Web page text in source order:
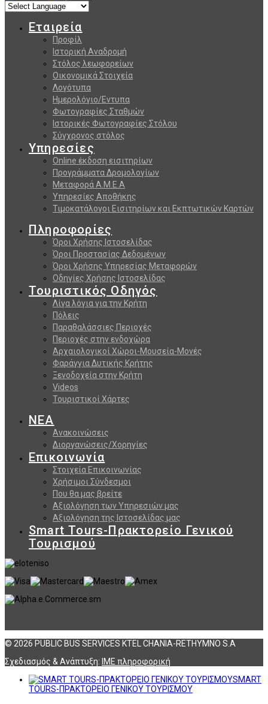
Εταιρεία
Προφίλ
Ιστορική Αναδρομή
Στόλος λεωφορείων
Οικονομικά Στοιχεία
Λογότυπα
Ημερολόγιο/Εντυπα
Φωτογραφίες Σταθμών
Ιστορικές Φωτογραφίες Στόλου
Σύγχρονος στόλος
Υπηρεσίες
Online έκδοση εισιτηρίων
Προγράμματα Δρομολογίων
Μεταφορά Α.Μ.Ε.Α
Υπηρεσίες Αποθήκης
Τιμοκατάλογοι Εισιτηρίων και Εκπτωτικών Καρτών
Πληροφορίες
Όροι Χρήσης Ιστοσελίδας
Όροι Προστασίας Δεδομένων
Όροι Χρήσης Υπηρεσίας Μεταφορών
Οδηγίες Χρήσης Ιστοσελίδας
Τουριστικός Οδηγός
Λίγα λόγια για την Κρήτη
Πόλεις
Παραθαλάσσιες Περιοχές
Περιοχές στην ενδοχώρα
Αρχαιολογικοί Χώροι-Μουσεία-Μονές
Φαράγγια Δυτικής Κρήτης
Ξενοδοχεία στην Κρήτη
Videos
Τουριστικοί Χάρτες
ΝΕΑ
Ανακοινώσεις
Διοργανώσεις/Χορηγίες
Επικοινωνία
Στοιχεία Επικοινωνίας
Χρήσιμοι Σύνδεσμοι
Που θα μας βρείτε
Αξιολόγηση των Υπηρεσιών μας
Αξιολόγηση της Ιστοσελίδας μας
Smart Tours-Πρακτορείο Γενικού
Τουρισμού
© 2026 PUBLIC BUS SERVICES KTEL CHANIA-RETHYMNO S.A
Σχεδιασμός & Ανάπτυξη: ΙΜΕ πληροφορική
SMART
TOURS-ΠΡΑΚΤΟΡΕΙΟ ΓΕΝΙΚΟΥ ΤΟΥΡΙΣΜΟΥ